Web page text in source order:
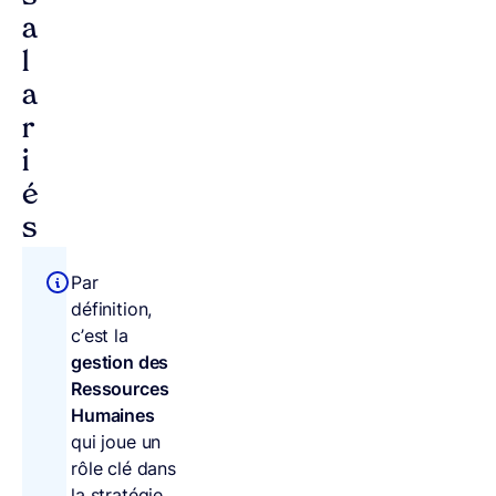
a
l
a
r
i
é
s
Par
définition,
c’est la
gestion des
Ressources
Humaines
qui joue un
rôle clé dans